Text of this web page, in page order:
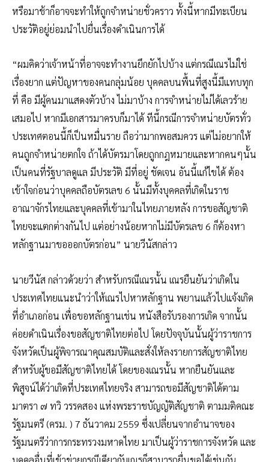
หรือมาช้าก็อาจจะทำให้ถูกจำหน่ายชั่วคราว ทั้งนี้หากมีทะเบียน
ประวัติอยู่ย่อมนำไปยื่นเรื่องดำเนินการได้
“ผมคิดว่าเจ้าหน้าที่อาจจะทำงานยึกยักไปบ้าง แต่กรณีเณรไม่ใช่
เรื่องยาก แต่ปัญหาของคนกลุ่มน้อย บุคคลบนพื้นที่สูงนี้มีแทบทุก
ที่ คือ มีผู้คนมาแสดงตัวบ้าง ไม่มาบ้าง การจำหน่ายไม่ได้เลวร้าย
เสมอไป หากมีเอกสารมาครบก็มาได้ ทีนี้กรณีการจำหน่ายบัตรทั่ว
ประเทศตอนนี้ก็เป็นหมื่นราย ถือว่ามากพอสมควร แต่ไม่อยากให้
คนถูกจำหน่ายตกใจ ถ้าได้บัตรมาโดยถูกกฎหมายและหากคนๆนั้น
เป็นคนที่รัฐบาลดูแล มีประวัติ มีที่อยู่ ชัดเจน อันนี้แก้ไขได้ ต้อง
เข้าใจก่อนว่าบุคคลถือบัตรเลข 6 นั้นมีทั้งบุคคลที่เกิดในราช
อาณาจักรไทยและบุคคลที่เข้ามาในไทยภายหลัง การขอสัญชาติ
ไทยจะแตกต่างกันไป แต่อย่างน้อยหากไม่มีบัตรเลข 6 ก็ต้องหา
หลักฐานมาขอออกบัตรก่อน” นายวีนัสกล่าว
นายวีนัส กล่าวด้วยว่า สำหรับกรณีเณรนั้น เณรยืนยันว่าเกิดใน
ประเทศไทยแนะนำว่าให้เณรไปหาหลักฐาน พยานแล้วไปแจ้งเกิด
ที่อำเภอก่อน เพื่อขอหลักฐานเช่น หนังสือรับรองการเกิด จากนั้น
ค่อยดำเนินเรื่องขอสัญชาติไทยต่อไป โดยปัจจุบันนั้นผู้ว่าราชการ
จังหวัดเป็นผู้พิจารณาคุณสมบัติและสั่งให้ลงรายการสัญชาติไทย
สําหรับผู้ขอมีสัญชาติไทยได้ โดยของเณรนั้น หากยืนยันและ
พิสูจน์ได้ว่าเกิดที่ประเทศไทยจริง สามารถขอมีสัญชาติได้ตาม
มาตรา ๗ ทวิ วรรคสอง แห่งพระราชบัญญัติสัญชาติ ตามมติคณะ
รัฐมนตรี (ครม. ) 7 ธันวาคม 2559 ซึ่งเปลี่ยนจากอำนาจของ
รัฐมนตรีว่าการกระทรวงมหาดไทย มาเป็นผู้ว่าราชการจังหวัด และ